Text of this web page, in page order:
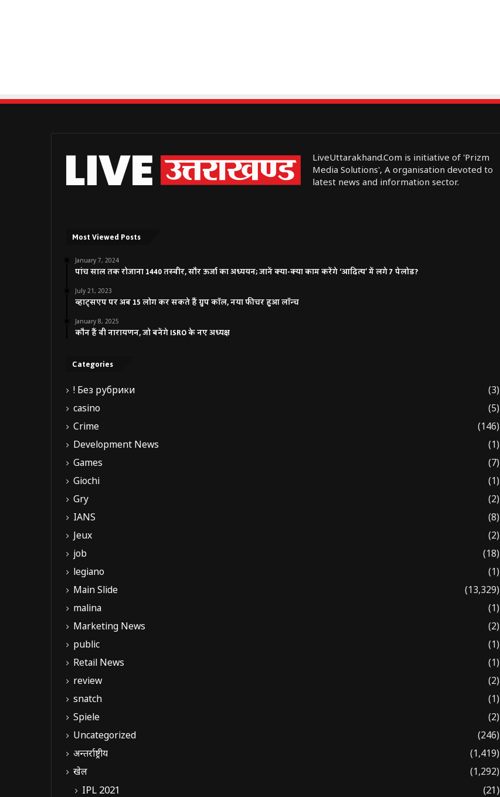
LiveUttarakhand.Com is initiative of 'Prizm
Media Solutions', A organisation devoted to
latest news and information sector.
Most Viewed Posts
January 7, 2024
पांच साल तक रोजाना 1440 तस्वीर, सौर ऊर्जा का अध्ययन; जानें क्या-क्या काम करेंगे ‘आदित्य’ में लगे 7 पेलोड?
July 21, 2023
व्हाट्सएप पर अब 15 लोग कर सकते हैं ग्रुप कॉल, नया फीचर हुआ लॉन्च
January 8, 2025
कौन हैं वी नारायणन, जो बनेंगे ISRO के नए अध्यक्ष
Categories
! Без рубрики
(3)
casino
(5)
Crime
(146)
Development News
(1)
Games
(7)
Giochi
(1)
Gry
(2)
IANS
(8)
Jeux
(2)
job
(18)
legiano
(1)
Main Slide
(13,329)
malina
(1)
Marketing News
(2)
public
(1)
Retail News
(1)
review
(2)
snatch
(1)
Spiele
(2)
Uncategorized
(246)
अन्तर्राष्ट्रीय
(1,419)
खेल
(1,292)
IPL 2021 (21)